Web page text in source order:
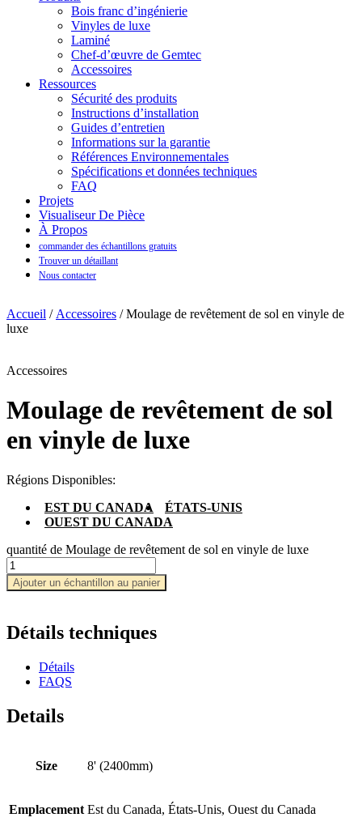
Bois franc d’ingénierie
Vinyles de luxe
Laminé
Chef-d’œuvre de Gemtec
Accessoires
Ressources
Sécurité des produits
Instructions d’installation
Guides d’entretien
Informations sur la garantie
Références Environnementales
Spécifications et données techniques
FAQ
Projets
Visualiseur De Pièce
À Propos
commander des échantillons gratuits
Trouver un détaillant
Nous contacter
Accueil / Accessoires / Moulage de revêtement de sol en vinyle de
luxe
Accessoires
Moulage de revêtement de sol
en vinyle de luxe
Régions Disponibles:
EST DU CANADA
ÉTATS-UNIS
OUEST DU CANADA
quantité de Moulage de revêtement de sol en vinyle de luxe
Ajouter un échantillon au panier
Détails techniques
Détails
FAQS
Details
Size 8' (2400mm)
Emplacement Est du Canada, États-Unis, Ouest du Canada